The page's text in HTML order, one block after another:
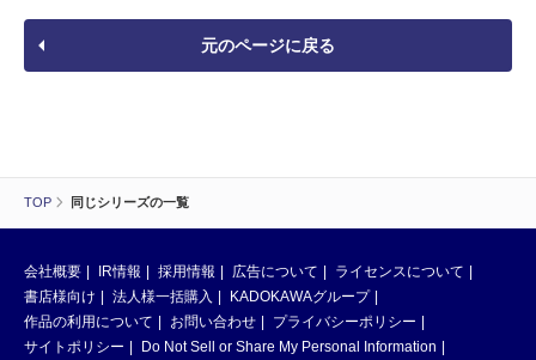
TOP 同じシリーズの一覧
元のページに戻る
会社概要 IR情報 採用情報 広告について
ライセンスについて
書店様向け
法人様一括購入
KADOKAWAグループ
作品の利用について
お問い合わせ
プライバシーポリシー
サイトポリシー
Do Not Sell or Share My Personal Information